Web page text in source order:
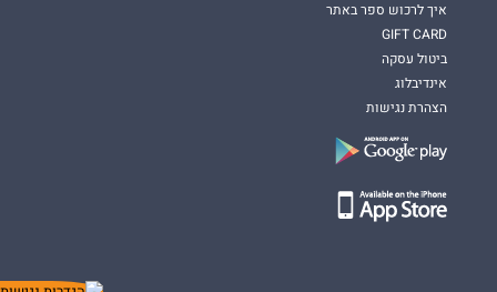
איך לרכוש ספר באתר
GIFT CARD
ביטול עסקה
אינדיבלוג
הצהרת נגישות